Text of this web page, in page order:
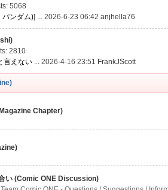
5068
ンダム)] ... 2026-6-23 06:42 anjhella76
2810
言えない ... 2026-4-16 23:51 FrankJScott
Chapter)
い (Comic ONE Discussion)